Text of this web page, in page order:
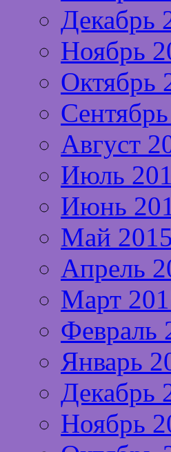
Декабрь
Ноябрь
Октябрь
Август
Июль
Июнь
Май 2015
Апрель
Март
Февраль
Январь
Декабрь
Ноябрь